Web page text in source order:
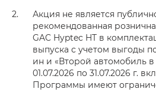
Акция не является
рекомендованная
GAC Hyptec HT в
выпуска с учетом выгоды
ин и «Второй автомобиль
01.07.2026 по 31.07.2026 г.
Программы имеют